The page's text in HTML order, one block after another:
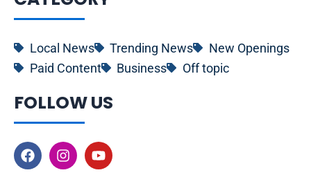
Local News Trending News
New Openings
Paid Content
Business Off topic
FOLLOW US
F
a
I
n
Y
o